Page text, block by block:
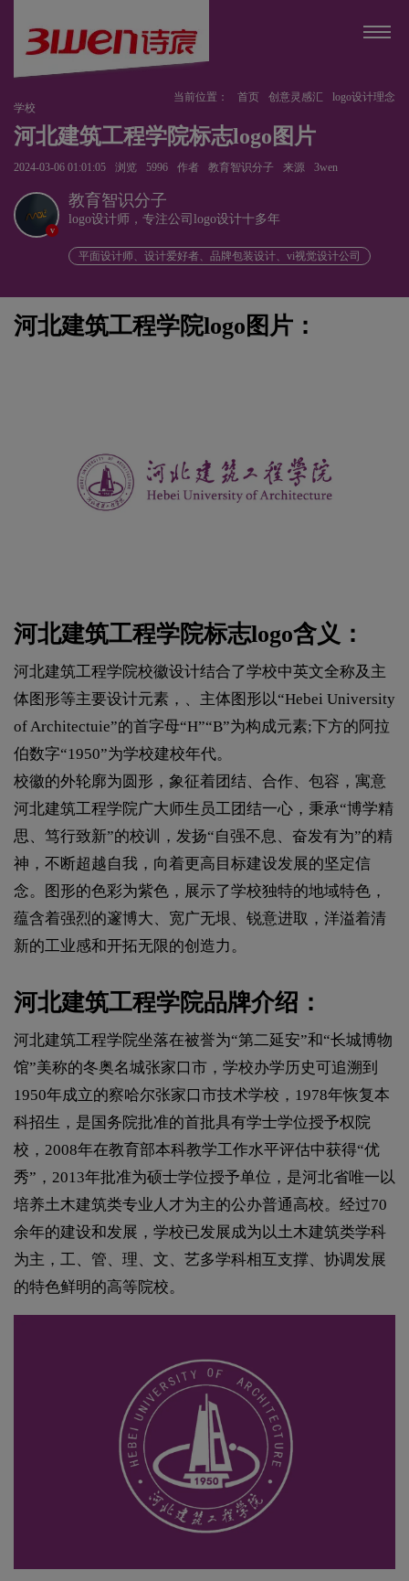
当前位置： 首页 创意灵感汇
logo设计理念
学校
河北建筑工程学院标志logo图片
2024-03-06 01:01:05 浏览 5996 作者 教育智识分子 来源 3wen
v
教育智识分子
logo设计师，专注公司logo设计十多年
平面设计师、设计爱好者、品牌包装设计、vi视觉设计公司
河北建筑工程学院logo图片：
河北建筑工程学院标志logo含义：
河北建筑工程学院校徽设计结合了学校中英文全称及主
体图形等主要设计元素，、主体图形以“Hebei University
of Architectuie”的首字母“H”“B”为构成元素;下方的阿拉
伯数字“1950”为学校建校年代。
校徽的外轮廓为圆形，象征着团结、合作、包容，寓意
河北建筑工程学院广大师生员工团结一心，秉承“博学精
思、笃行致新”的校训，发扬“自强不息、奋发有为”的精
神，不断超越自我，向着更高目标建设发展的坚定信
念。图形的色彩为紫色，展示了学校独特的地域特色，
蕴含着强烈的邃博大、宽广无垠、锐意进取，洋溢着清
新的工业感和开拓无限的创造力。
河北建筑工程学院品牌介绍：
河北建筑工程学院坐落在被誉为“第二延安”和“长城博物
馆”美称的冬奥名城张家口市，学校办学历史可追溯到
1950年成立的察哈尔张家口市技术学校，1978年恢复本
科招生，是国务院批准的首批具有学士学位授予权院
校，2008年在教育部本科教学工作水平评估中获得“优
秀”，2013年批准为硕士学位授予单位，是河北省唯一以
培养土木建筑类专业人才为主的公办普通高校。经过70
余年的建设和发展，学校已发展成为以土木建筑类学科
为主，工、管、理、文、艺多学科相互支撑、协调发展
的特色鲜明的高等院校。